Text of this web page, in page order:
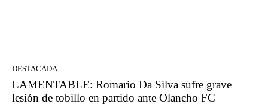
DESTACADA
LAMENTABLE: Romario Da Silva sufre grave
lesión de tobillo en partido ante Olancho FC